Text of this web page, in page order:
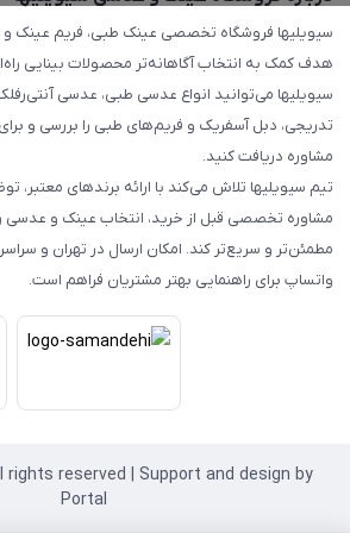
سیویلیها فروشگاه تخصصی عینک طبی، فریم عینک
هدف کمک به انتخاب آگاهانه‌تر محصولات بینایی
سیویلیها می‌توانید انواع عدسی طبی، عدسی
تدریجی، دبل آسفریک و فریم‌های طبی را بررسی و
مشاوره دریافت کنید.
تیم سیویلیها تلاش می‌کند با ارائه برندهای
مشاوره تخصصی قبل از خرید، انتخاب عینک و عدسی را
مطمئن‌تر و سریع‌تر کند. امکان ارسال در تهران و
واتساپ برای راهنمایی بهتر مشتریان فراهم است.
reserved | Support and design by
Portal